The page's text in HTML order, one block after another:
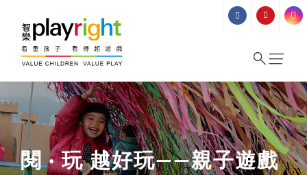
content
閱 · 玩 越好玩——親子遊戲